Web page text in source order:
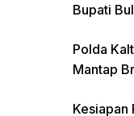
Bupati
Polda
Mantap
Kesiapan